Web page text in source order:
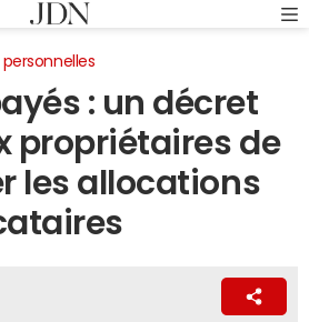
personnelles
: un décret
propriétaires de
les allocations